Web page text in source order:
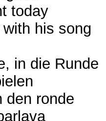
today
his song
in die Runde
den ronde